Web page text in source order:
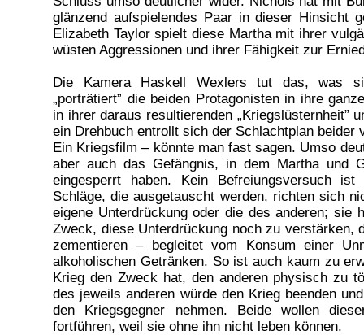
glänzend aufspielendes Paar in dieser Hinsicht
Elizabeth Taylor spielt diese Martha mit ihrer
wüsten Aggressionen und ihrer Fähigkeit zur
Die Kamera Haskell Wexlers tut das, was
„porträtiert” die beiden Protagonisten in ihre
in ihrer daraus resultierenden „Kriegslüsternheit”
ein Drehbuch entrollt sich der Schlachtplan beider
Ein Kriegsfilm – könnte man fast sagen. Umso
aber auch das Gefängnis, in dem Martha und
eingesperrt haben. Kein Befreiungsversuch
Schläge, die ausgetauscht werden, richten sich
eigene Unterdrückung oder die des anderen; sie
Zweck, diese Unterdrückung noch zu verstärken,
zementieren – begleitet vom Konsum einer
alkoholischen Getränken. So ist auch kaum zu
Krieg den Zweck hat, den anderen physisch zu
des jeweils anderen würde den Krieg beenden
den Kriegsgegner nehmen. Beide wollen
fortführen, weil sie ohne ihn nicht leben können.